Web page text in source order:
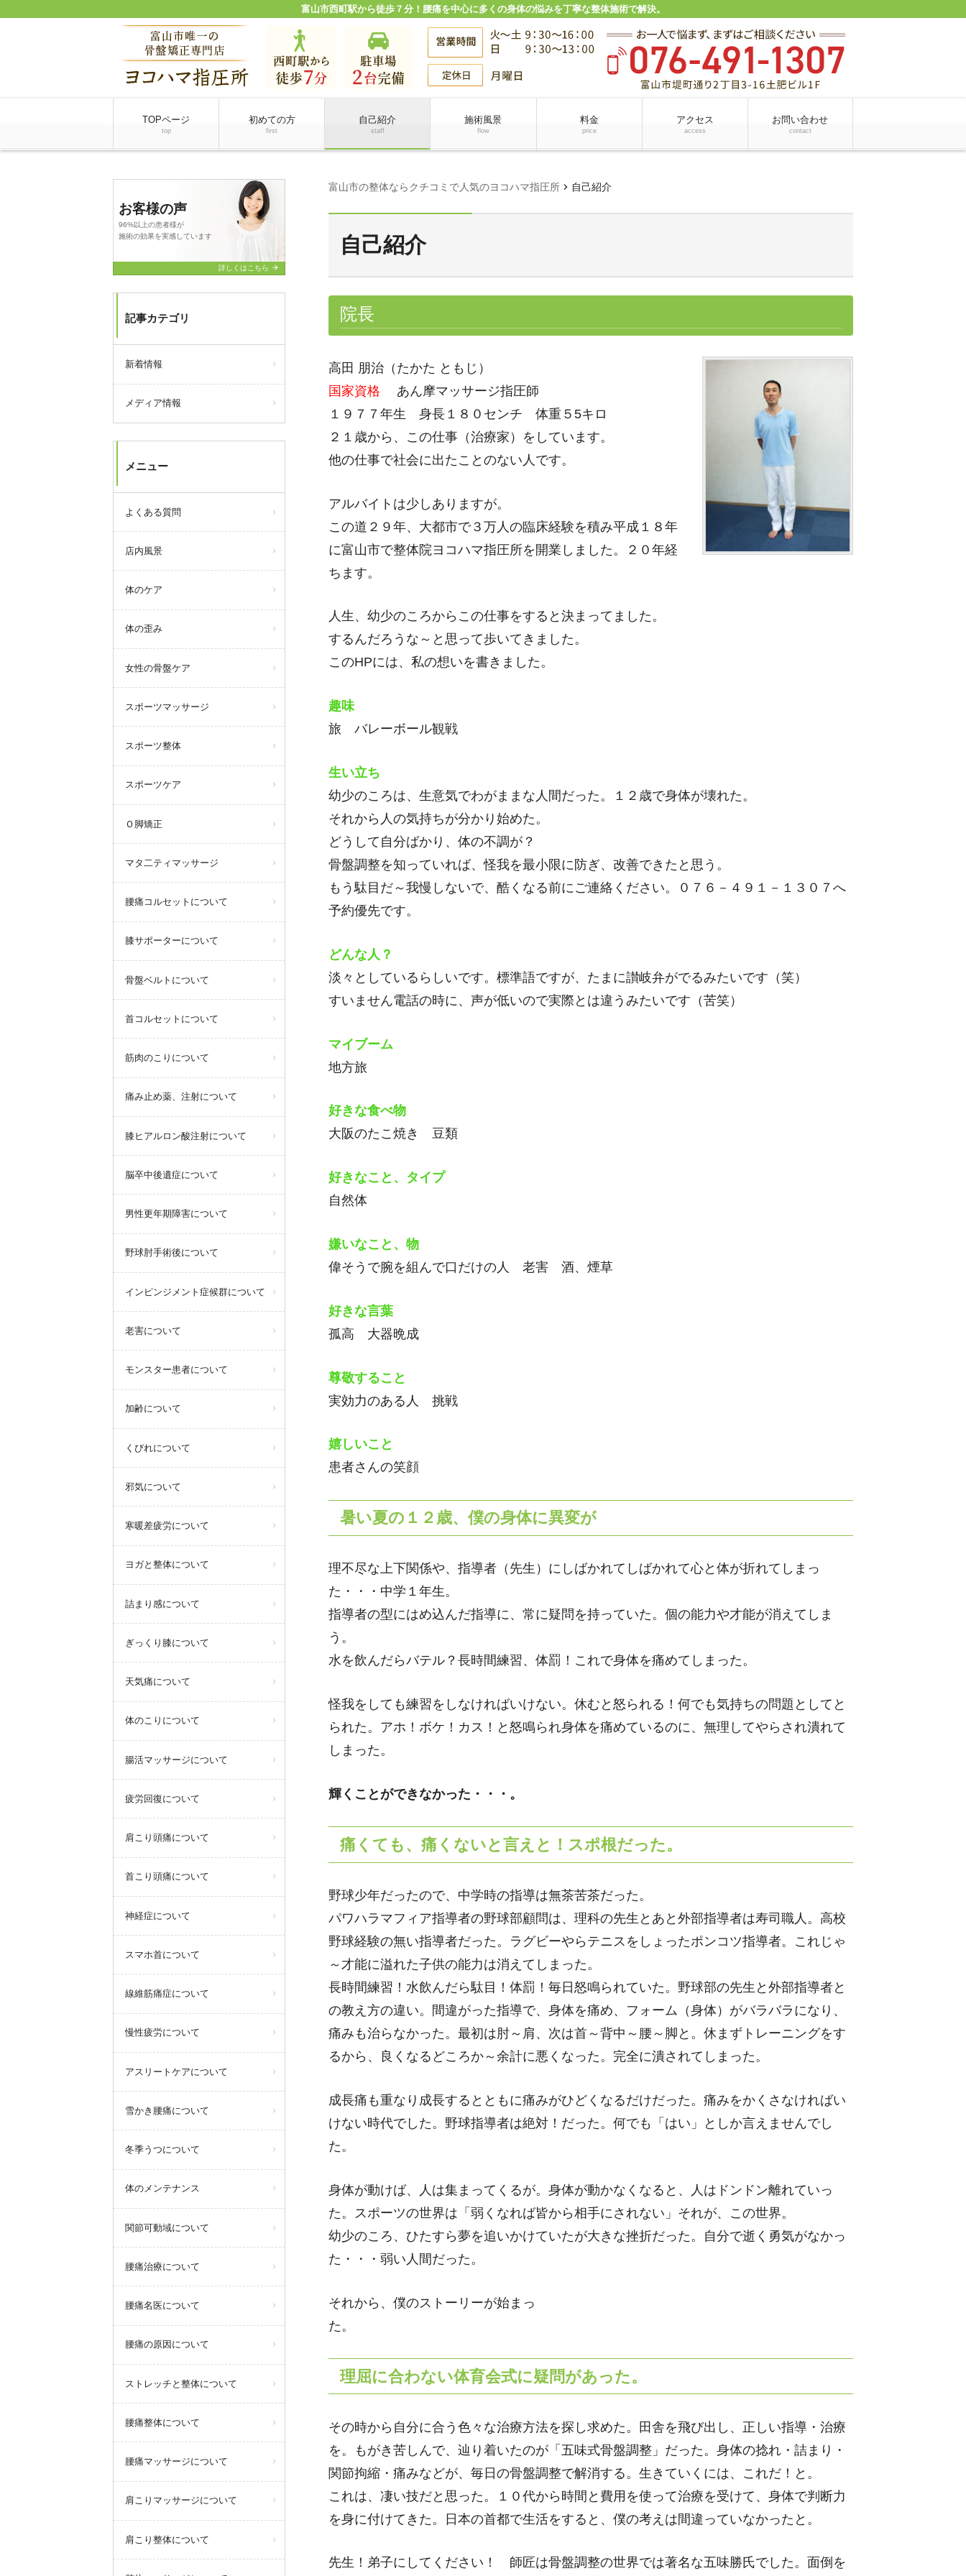
富山市西町駅から徒歩７分！腰痛を中心に多くの身体の悩みを丁寧な整体施術で解決。
TOPページ
top
初めての方
first
自己紹介
staff
施術風景
flow
料金
price
アクセス
access
お問い合わせ
contact
富山市の整体ならクチコミで人気のヨコハマ指圧所 chevron_right 自己紹介
自己紹介
院長
高田 朋治（たかた ともじ）
国家資格
あん摩マッサージ指圧師
１９７７年生 身長１８０センチ 体重５5キロ
２１歳から、この仕事（治療家）をしています。
他の仕事で社会に出たことのない人です。
アルバイトは少しありますが。
この道２９年、大都市で３万人の臨床経験を積み平成１８年
に富山市で整体院ヨコハマ指圧所を開業しました。２０年経
ちます。
人生、幼少のころからこの仕事をすると決まってました。
するんだろうな～と思って歩いてきました。
このHPには、私の想いを書きました。
趣味
旅 バレーボール観戦
生い立ち
幼少のころは、生意気でわがままな人間だった。１２歳で身体が壊れた。
それから人の気持ちが分かり始めた。
どうして自分ばかり、体の不調が？
骨盤調整を知っていれば、怪我を最小限に防ぎ、改善できたと思う。
もう駄目だ～我慢しないで、酷くなる前にご連絡ください。
０７６－４９１－１３０７ へ
予約優先です。
どんな人？
淡々としているらしいです。標準語ですが、たまに讃岐弁がでるみたいです（笑）
すいません電話の時に、声が低いので実際とは違うみたいです（苦笑）
マイブーム
地方旅
好きな食べ物
大阪のたこ焼き 豆類
好きなこと、タイプ
自然体
嫌いなこと、物
偉そうで腕を組んで口だけの人 老害 酒、煙草
好きな言葉
孤高 大器晩成
尊敬すること
実効力のある人 挑戦
嬉しいこと
患者さんの笑顔
暑い夏の１２歳、僕の身体に異変が
理不尽な上下関係や、指導者（先生）にしばかれてしばかれて心と体が折れてしまっ
た・・・中学１年生。
指導者の型にはめ込んだ指導に、常に疑問を持っていた。個の能力や才能が消えてしま
う。
水を飲んだらバテル？長時間練習、体罰！これで身体を痛めてしまった。
怪我をしても練習をしなければいけない。休むと怒られる！何でも気持ちの問題としてと
られた。アホ！ボケ！カス！と怒鳴られ身体を痛めているのに、無理してやらされ潰れて
しまった。
輝くことができなかった・・・。
痛くても、痛くないと言えと！スポ根だった。
野球少年だったので、中学時の指導は無茶苦茶だった。
パワハラマフィア指導者の野球部顧問は、理科の先生とあと外部指導者は寿司職人。高校
野球経験の無い指導者だった。ラグビーやらテニスをしょったポンコツ指導者。これじゃ
～才能に溢れた子供の能力は消えてしまった。
長時間練習！水飲んだら駄目！体罰！毎日怒鳴られていた。野球部の先生と外部指導者と
の教え方の違い。間違がった指導で、身体を痛め、フォーム（身体）がバラバラになり、
痛みも治らなかった。最初は肘～肩、次は首～背中～腰～脚と。休まずトレーニングをす
るから、良くなるどころか～余計に悪くなった。完全に潰されてしまった。
成長痛も重なり成長するとともに痛みがひどくなるだけだった。痛みをかくさなければい
けない時代でした。野球指導者は絶対！だった。何でも「はい」としか言えませんでし
た。
身体が動けば、人は集まってくるが。身体が動かなくなると、人はドンドン離れていっ
た。スポーツの世界は「弱くなれば皆から相手にされない」それが、この世界。
幼少のころ、ひたすら夢を追いかけていたが大きな挫折だった。自分で逝く勇気がなかっ
た・・・弱い人間だった。
それから、僕のストーリーが始まっ
た。
理屈に合わない体育会式に疑問があった。
その時から自分に合う色々な治療方法を探し求めた。田舎を飛び出し、正しい指導・治療
を。もがき苦しんで、辿り着いたのが「五味式骨盤調整」だった。身体の捻れ・詰まり・
関節拘縮・痛みなどが、毎日の骨盤調整で解消する。生きていくには、これだ！と。
これは、凄い技だと思った。１０代から時間と費用を使って治療を受けて、身体で判断力
を身に付けてきた。日本の首都で生活をすると、僕の考えは間違っていなかったと。
先生！弟子にしてください！ 師匠は骨盤調整の世界では著名な五味勝氏でした。面倒を
お客様の声
96%以上の患者様が
施術の効果を実感しています
詳しくはこちら arrow_forward
記事カテゴリ
新着情報
メディア情報
メニュー
よくある質問
店内風景
体のケア
体の歪み
女性の骨盤ケア
スポーツマッサージ
スポーツ整体
スポーツケア
Ｏ脚矯正
マタ二ティマッサージ
腰痛コルセットについて
膝サポーターについて
骨盤ベルトについて
首コルセットについて
筋肉のこりについて
痛み止め薬、注射について
膝ヒアルロン酸注射について
脳卒中後遺症について
男性更年期障害について
野球肘手術後について
インピンジメント症候群について
老害について
モンスター患者について
加齢について
くびれについて
邪気について
寒暖差疲労について
ヨガと整体について
詰まり感について
ぎっくり膝について
天気痛について
体のこりについて
腸活マッサージについて
疲労回復について
肩こり頭痛について
首こり頭痛について
神経症について
スマホ首について
線維筋痛症について
慢性疲労について
アスリートケアについて
雪かき腰痛について
冬季うつについて
体のメンテナンス
関節可動域について
腰痛治療について
腰痛名医について
腰痛の原因について
ストレッチと整体について
腰痛整体について
腰痛マッサージについて
肩こりマッサージについて
肩こり整体について